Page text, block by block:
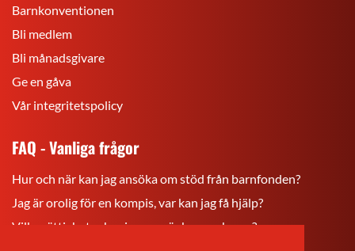
Barnkonventionen
Bli medlem
Bli månadsgivare
Ge en gåva
Vår integritetspolicy
FAQ - Vanliga frågor
Hur och när kan jag ansöka om stöd från barnfonden?
Jag är orolig för en kompis, var kan jag få hjälp?
Vilka rättigheter har jag som är barn och ung?